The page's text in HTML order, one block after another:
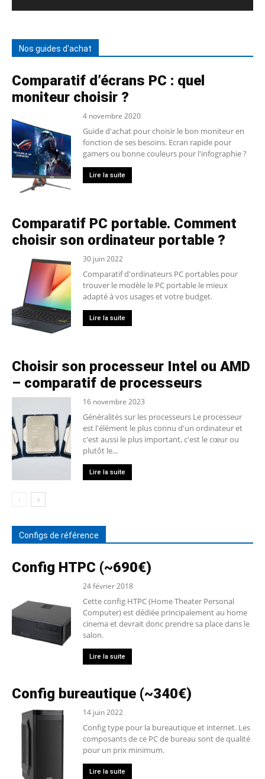
Nos guides d'achat
Comparatif d’écrans PC : quel
moniteur choisir ?
4 novembre 2020
Guide d'achat pour choisir le bon moniteur en
fonction de ses besoins. Ecran rapide pour
gamers ou bonne couleurs pour l'infographie ?
Lire la suite
Comparatif PC portable. Comment
choisir son ordinateur portable ?
30 juin 2022
Comparatif d'ordinateurs PC portables pour
trouver le modèle le PC portable le mieux
adapté à vos usages et votre budget.
Lire la suite
Choisir son processeur Intel ou AMD
– comparatif de processeurs
16 novembre 2023
Généralités sur les processeurs Le processeur
est l'élément le plus connu d'un ordinateur et
c'est aussi le plus important, c'est le cœur ou
plutôt le...
Lire la suite
Configs de référence
Config HTPC (~690€)
24 février 2018
Cette config HTPC (Home Theater Personal
Computer) est dédiée principalement au home
cinema et devrait donc prendre sa place dans le
salon.
Lire la suite
Config bureautique (~340€)
14 juin 2022
Config type pour la bureautique et internet. Les
composants de ce PC de bureau sont de qualité
pour un prix minimum.
Lire la suite